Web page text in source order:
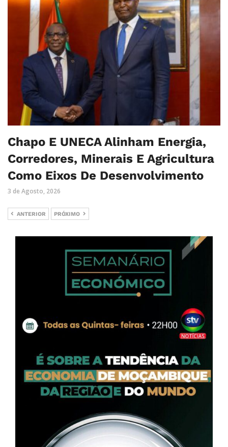
Chapo E UNECA Alinham Energia,
Corredores, Minerais E Agricultura
Como Eixos De Desenvolvimento
3 de Agosto, 2026
ANTERIOR PRÓXIMO